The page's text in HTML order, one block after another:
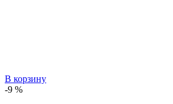
В корзину
-9 %